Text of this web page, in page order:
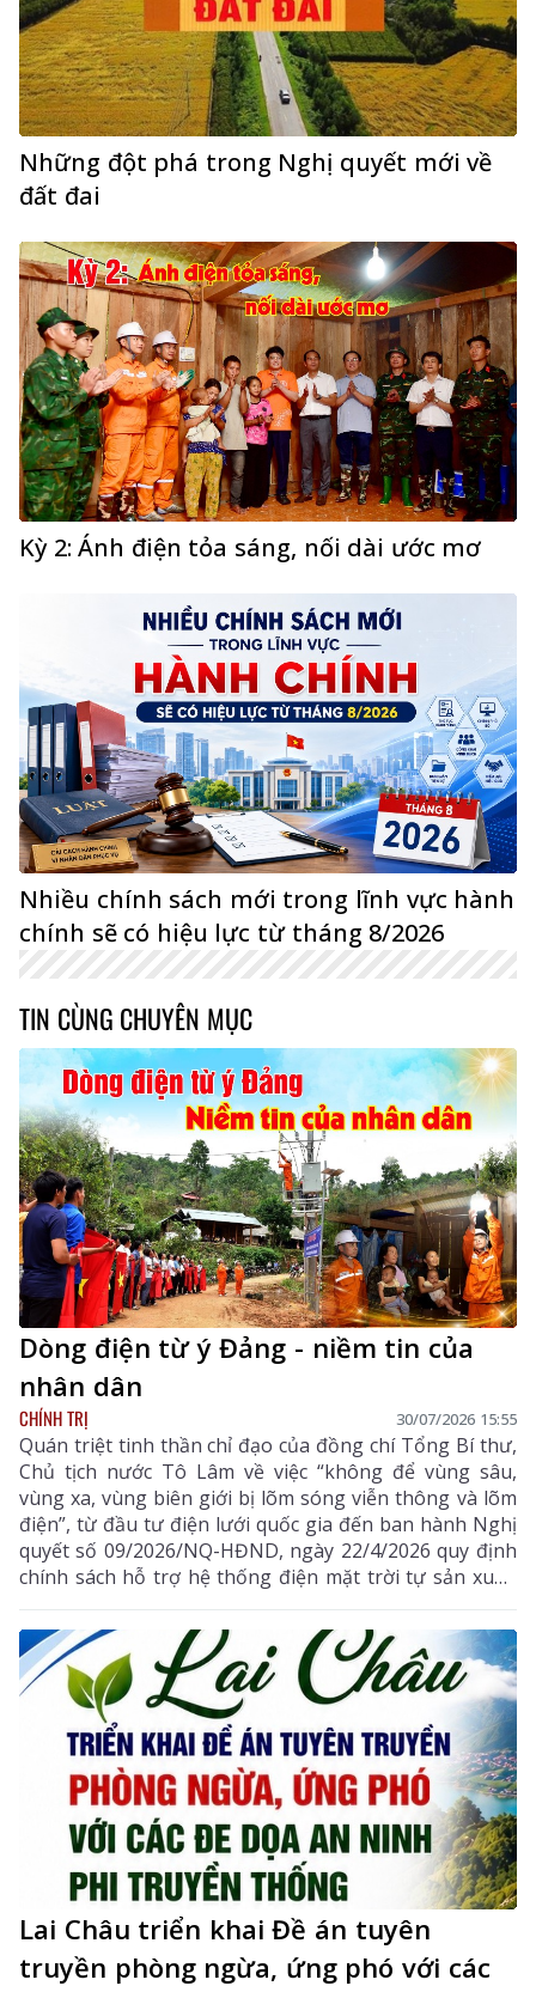
Những đột phá trong Nghị quyết mới về
đất đai
Kỳ 2: Ánh điện tỏa sáng, nối dài ước mơ
Nhiều chính sách mới trong lĩnh vực hành
chính sẽ có hiệu lực từ tháng 8/2026
TIN CÙNG CHUYÊN MỤC
Dòng điện từ ý Đảng - niềm tin của
nhân dân
CHÍNH TRỊ 30/07/2026 15:55
Quán triệt tinh thần chỉ đạo của đồng chí Tổng Bí thư,
Chủ tịch nước Tô Lâm về việc “không để vùng sâu,
vùng xa, vùng biên giới bị lõm sóng viễn thông và lõm
điện”, từ đầu tư điện lưới quốc gia đến ban hành Nghị
quyết số 09/2026/NQ-HĐND, ngày 22/4/2026 quy định
chính sách hỗ trợ hệ thống điện mặt trời tự sản xuất,
tự tiêu thụ và thiết bị điện sau công tơ trên địa bàn
tỉnh Lai Châu (Nghị quyết số 09), mỗi quyết sách đều
thể hiện tư tưởng lấy người dân làm trung tâm. Không
chỉ hoàn thành mục tiêu 100% thôn, bản có điện lưới
quốc gia, tỉnh đang hướng tới 99% hộ dân được sử
dụng điện vào năm 2030.
Lai Châu triển khai Đề án tuyên
truyền phòng ngừa, ứng phó với các